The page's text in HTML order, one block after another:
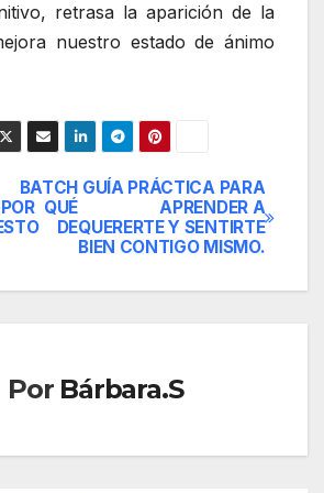
retrasa la aparición de la
nuestro estado de ánimo
GUÍA PRÁCTICA PARA
APRENDER A
QUERERTE Y SENTIRTE
BIEN CONTIGO MISMO.
QUÉ
DE
Por Bárbara.S